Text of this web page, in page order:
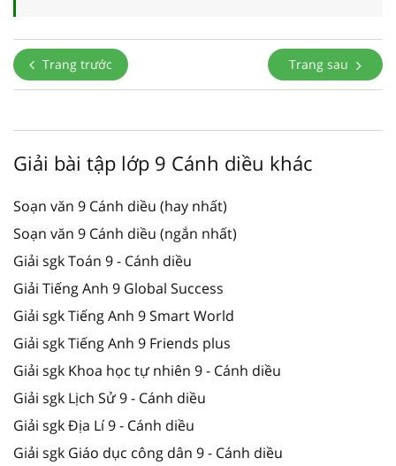
Trang trước Trang sau
Giải bài tập lớp 9 Cánh diều khác
Soạn văn 9 Cánh diều (hay nhất)
Soạn văn 9 Cánh diều (ngắn nhất)
Giải sgk Toán 9 - Cánh diều
Giải Tiếng Anh 9 Global Success
Giải sgk Tiếng Anh 9 Smart World
Giải sgk Tiếng Anh 9 Friends plus
Giải sgk Khoa học tự nhiên 9 - Cánh diều
Giải sgk Lịch Sử 9 - Cánh diều
Giải sgk Địa Lí 9 - Cánh diều
Giải sgk Giáo dục công dân 9 - Cánh diều